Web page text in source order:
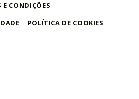
E CONDIÇÕES
POLÍTICA DE COOKIES